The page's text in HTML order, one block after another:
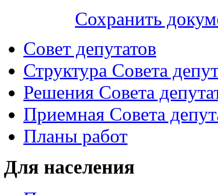
Сохранить
Совет депутатов
Структура Совета
Решения Совета
Приемная Совета
Планы работ
Для населения